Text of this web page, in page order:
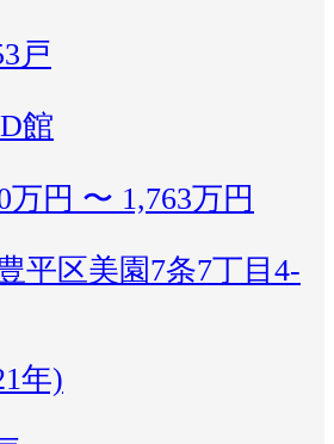
戸
館
万円 〜 1,763万円
平区美園7条7丁目4-
年)